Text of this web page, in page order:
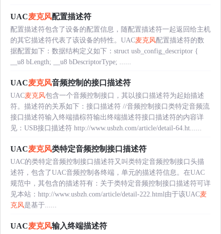
UAC麦克风配置描述符
配置描述符包含了设备的配置信息，随配置描述符一起返回给主机
的其它描述符代表了该设备的特性。UAC麦克风配置描述符的数
据配置如下：数据结构定义如下：struct usb_config_descriptor {
__u8 bLength; __u8 bDescriptorType; ......
UAC麦克风音频控制的接口描述符
UAC麦克风包含一个音频控制接口，其以接口描述符为起始描述
符。描述符的关系如下：接口描述符 //音频控制接口类特定音频流
接口描述符输入终端描棕符输出终端描述符接口描述符的内容详
见：USB接口描述符 http://www.usbzh.com/article/detail-64.ht......
UAC麦克风类特定音频控制接口描述符
UAC的类特定音频控制接口描述符又叫类特定音频控制接口头描
述符，包含了UAC音频控制各终端，单元的描述符信息。在UAC
规范中，其包含的描述符有：关于类特定音频控制接口描述符可详
见本站：http://www.usbzh.com/article/detail-222.html由于该UAC麦
克风是基于......
UAC麦克风输入终端描述符